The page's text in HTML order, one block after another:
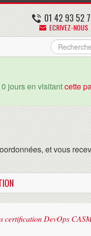
01 42 93 52
ECRIVEZ-NOUS
jours en visitantcette
et vous
certification DevOps